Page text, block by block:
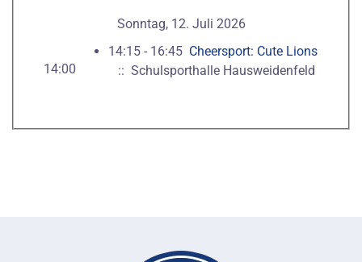
Sonntag, 12. Juli 2026
14:00
14:15 - 16:45 Cheersport: Cute Lions
:: Schulsporthalle Hausweidenfeld